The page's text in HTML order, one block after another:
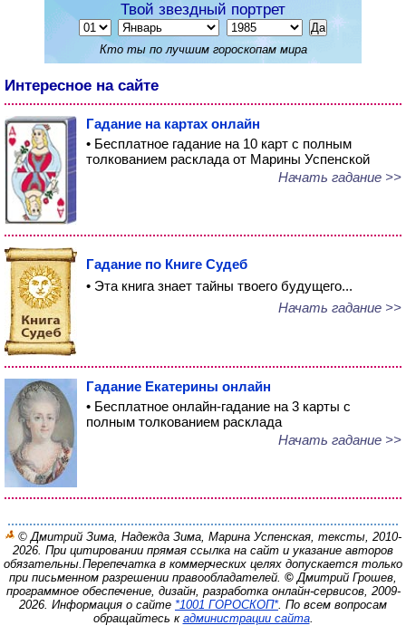
Твой звездный портрет
Кто ты по лучшим гороскопам мира
Интересное на сайте
Гадание на картах онлайн
• Бесплатное гадание на 10 карт с полным
толкованием расклада от Марины Успенской
Начать гадание >>
Гадание по Книге Судеб
• Эта книга знает тайны твоего будущего...
Начать гадание >>
Гадание Екатерины онлайн
• Бесплатное онлайн-гадание на 3 карты с
полным толкованием расклада
Начать гадание >>
© Дмитрий Зима, Надежда Зима, Марина Успенская, тексты, 2010-
2026. При цитировании прямая ссылка на сайт и указание авторов
обязательны.Перепечатка в коммерческих целях допускается только
при письменном разрешении правообладателей. © Дмитрий Грошев,
программное обеспечение, дизайн, разработка онлайн-сервисов, 2009-
2026. Информация о сайте *1001 ГОРОСКОП*. По всем вопросам
обращайтесь к администрации сайта.